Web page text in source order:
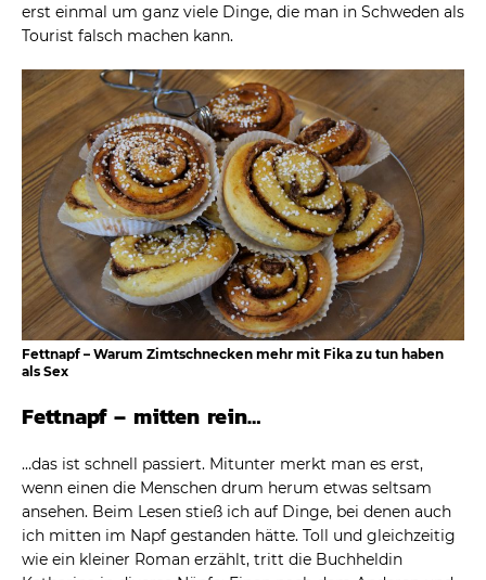
erst einmal um ganz viele Dinge, die man in Schweden als
Tourist falsch machen kann.
Fettnapf – Warum Zimtschnecken mehr mit Fika zu tun haben
als Sex
Fettnapf – mitten rein…
…das ist schnell passiert. Mitunter merkt man es erst,
wenn einen die Menschen drum herum etwas seltsam
ansehen. Beim Lesen stieß ich auf Dinge, bei denen auch
ich mitten im Napf gestanden hätte. Toll und gleichzeitig
wie ein kleiner Roman erzählt, tritt die Buchheldin